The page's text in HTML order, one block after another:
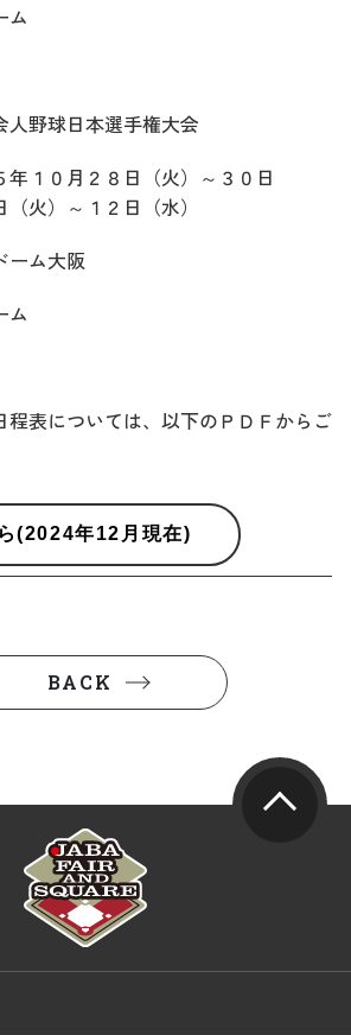
人野球日本選手権大会
１０月２８日（火）～３０日
（火）～１２日（水）
ム大阪
程表については、以下のＰＤＦからご
(2024年12月現在)
BACK